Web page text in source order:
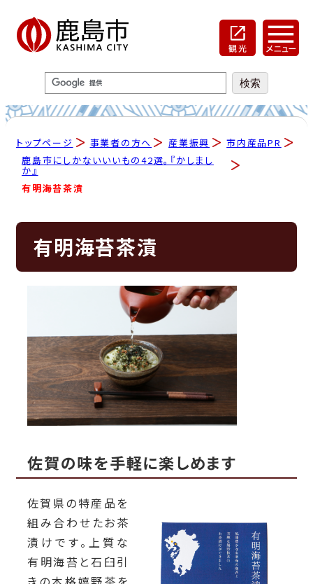
トップページ 事業者の方へ 産業振興
市内産品PR
鹿島市にしかないいいもの42選。『かしまし
か』
有明海苔茶漬
有明海苔茶漬
佐賀の味を手軽に楽しめます
佐賀県の特産品を
組み合わせたお茶
漬けです。上質な
有明海苔と石臼引